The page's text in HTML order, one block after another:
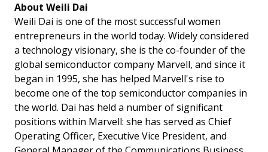
About Weili Dai
Weili Dai is one of the most successful women
entrepreneurs in the world today. Widely considered
a technology visionary, she is the co-founder of the
global semiconductor company Marvell, and since it
began in 1995, she has helped Marvell's rise to
become one of the top semiconductor companies in
the world. Dai has held a number of significant
positions within Marvell: she has served as Chief
Operating Officer, Executive Vice President, and